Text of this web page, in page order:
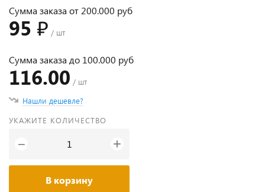
Сумма заказа от 200.000 руб
95 ₽ / шт
Сумма заказа до 100.000 руб
116.00 / шт
Нашли дешевле?
УКАЖИТЕ КОЛИЧЕСТВО
− +
В корзину